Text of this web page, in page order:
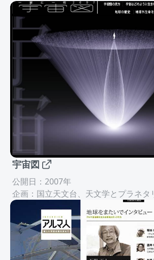
宇宙図
公開日：2007年
企画：国立天文台、天文学とプラネタ